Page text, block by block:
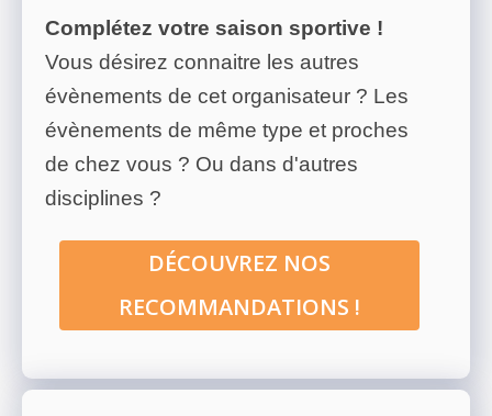
Complétez votre saison sportive !
Vous désirez connaitre les autres
évènements de cet organisateur ? Les
évènements de même type et proches
de chez vous ? Ou dans d'autres
disciplines ?
DÉCOUVREZ NOS
RECOMMANDATIONS !